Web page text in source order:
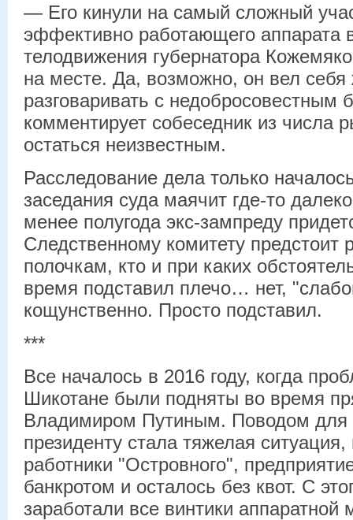
— Его кинули на самый сложный
эффективно работающего аппарата
телодвижения губернатора
на месте. Да, возможно, он вел
разговаривать с недобросовестным
комментирует собеседник из числа
остаться неизвестным.
Расследование дела только
заседания суда маячит где-то
менее полугода экс-зампреду
Следственному комитету предстоит
полочкам, кто и при каких
время подставил плечо… нет,
кощунственно. Просто подставил.
***
Все началось в 2016 году, когда
Шикотане были подняты во время
Владимиром Путиным. Поводом для
президенту стала тяжелая
работники "Островного",
банкротом и осталось без квот. С
заработали все винтики